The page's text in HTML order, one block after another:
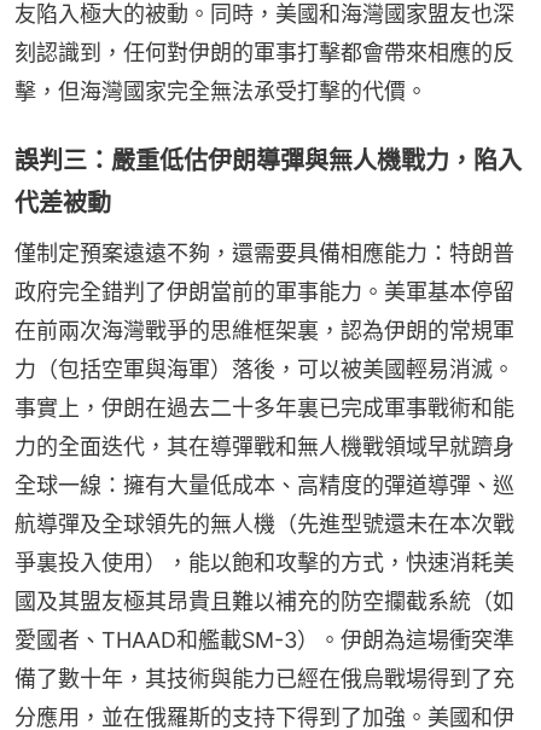
友陷入極大的被動。同時，美國和海灣國家盟友也深
刻認識到，任何對伊朗的軍事打擊都會帶來相應的反
擊，但海灣國家完全無法承受打擊的代價。
誤判三：嚴重低估伊朗導彈與無人機戰力，陷入
代差被動
僅制定預案遠遠不夠，還需要具備相應能力：特朗普
政府完全錯判了伊朗當前的軍事能力。美軍基本停留
在前兩次海灣戰爭的思維框架裏，認為伊朗的常規軍
力（包括空軍與海軍）落後，可以被美國輕易消滅。
事實上，伊朗在過去二十多年裏已完成軍事戰術和能
力的全面迭代，其在導彈戰和無人機戰領域早就躋身
全球一線：擁有大量低成本、高精度的彈道導彈、巡
航導彈及全球領先的無人機（先進型號還未在本次戰
爭裏投入使用），能以飽和攻擊的方式，快速消耗美
國及其盟友極其昂貴且難以補充的防空攔截系統（如
愛國者、THAAD和艦載SM-3）。伊朗為這場衝突準
備了數十年，其技術與能力已經在俄烏戰場得到了充
分應用，並在俄羅斯的支持下得到了加強。美國和伊